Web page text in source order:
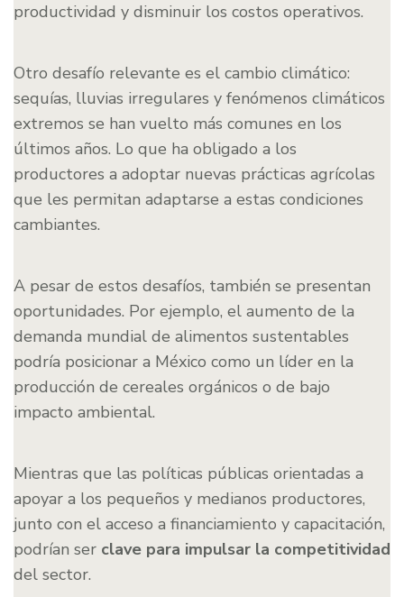
productividad y disminuir los costos operativos.
Otro desafío relevante es el cambio climático:
sequías, lluvias irregulares y fenómenos climáticos
extremos se han vuelto más comunes en los
últimos años. Lo que ha obligado a los
productores a adoptar nuevas prácticas agrícolas
que les permitan adaptarse a estas condiciones
cambiantes.
A pesar de estos desafíos, también se presentan
oportunidades. Por ejemplo, el aumento de la
demanda mundial de alimentos sustentables
podría posicionar a México como un líder en la
producción de cereales orgánicos o de bajo
impacto ambiental.
Mientras que las políticas públicas orientadas a
apoyar a los pequeños y medianos productores,
junto con el acceso a financiamiento y capacitación,
podrían ser clave para impulsar la competitividad
del sector.